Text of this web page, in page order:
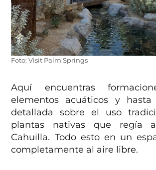
Foto: Visit Palm Springs
Aquí encuentras
elementos acuáticos y hasta
detallada sobre el uso
plantas nativas que regía
Cahuilla. Todo esto en un
completamente al aire libre.